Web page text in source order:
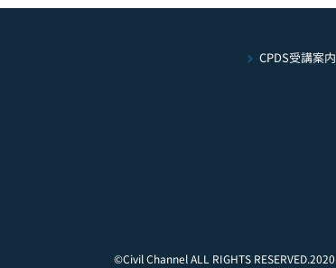
CPDS受講案内
©Civil Channel ALL RIGHTS RESERVED.2020